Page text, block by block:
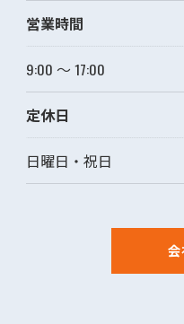
営業時間
9:00 〜 17:00
定休日
日曜日・祝日